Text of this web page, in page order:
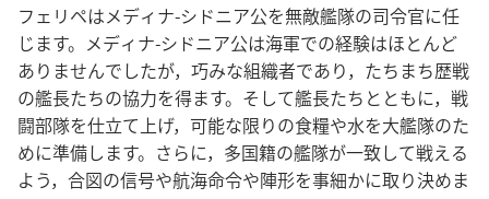
フェリペはメディナ-シドニア公を無敵艦隊の司令官に任
じます。メディナ-シドニア公は海軍での経験はほとんど
ありませんでしたが，巧みな組織者であり，たちまち歴戦
の艦長たちの協力を得ます。そして艦長たちとともに，戦
闘部隊を仕立て上げ，可能な限りの食糧や水を大艦隊のた
めに準備します。さらに，多国籍の艦隊が一致して戦える
よう，合図の信号や航海命令や陣形を事細かに取り決めま